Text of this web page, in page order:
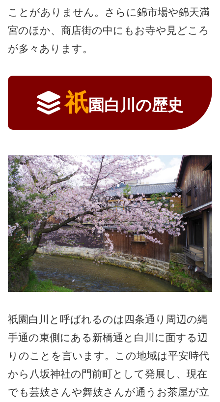
ことがありません。さらに錦市場や錦天満
宮のほか、商店街の中にもお寺や見どころ
が多々あります。
祇園白川の歴史
祇園白川と呼ばれるのは四条通り周辺の縄
手通の東側にある新橋通と白川に面する辺
りのことを言います。この地域は平安時代
から八坂神社の門前町として発展し、現在
でも芸妓さんや舞妓さんが通うお茶屋が立